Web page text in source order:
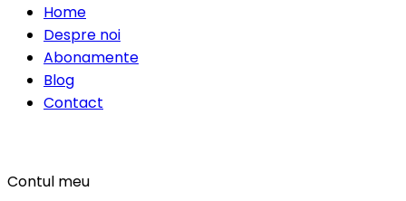
Home
Despre noi
Abonamente
Blog
Contact
Contul meu